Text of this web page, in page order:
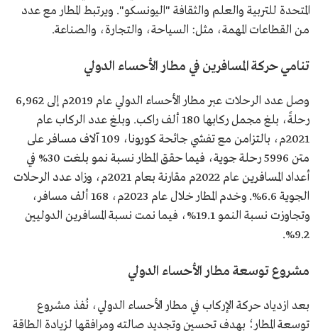
المتحدة للتربية والعلم والثقافة "اليونسكو". ويرتبط المطار مع عدد
من القطاعات المهمة، مثل: السياحة، والتجارة، والصناعة.
تنامي حركة المسافرين في مطار الأحساء الدولي
وصل عدد الرحلات عبر مطار الأحساء الدولي عام 2019م إلى 6,962
رحلةً، بلغ مجمل ركابها 180 ألف راكب. وبلغ عدد الركاب عام
2021م، بالتزامن مع تفشي جائحة كورونا، 109 آلاف مسافر على
متن 5996 رحلة جوية، فيما حقق المطار نسبة نمو بلغت 30% في
أعداد المسافرين عام 2022م مقارنة بعام 2021م، وزاد عدد الرحلات
الجوية 6.6%. وخدم المطار خلال عام 2023م، 168 ألف مسافر،
وتجاوزت نسبة النمو 19.1%، فيما نمت نسبة المسافرين الدوليين
9.2%.
مشروع توسعة مطار الأحساء الدولي
بعد ازدياد حركة الإركاب في مطار الأحساء الدولي، نُفذ مشروع
توسعة المطار؛ بهدف تحسين وتجديد صالته ومرافقها لزيادة الطاقة